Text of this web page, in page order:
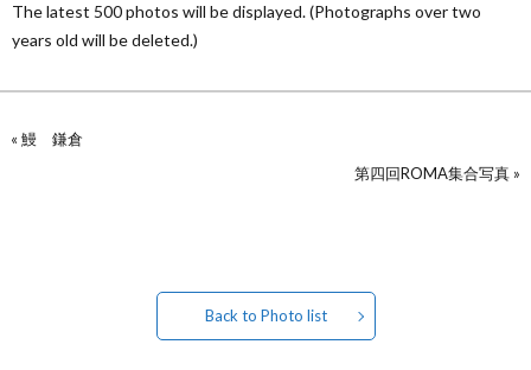
The latest 500 photos will be displayed. (Photographs over two
years old will be deleted.)
« 鰻 鎌倉
第四回ROMA集合写真 »
Back to Photo list